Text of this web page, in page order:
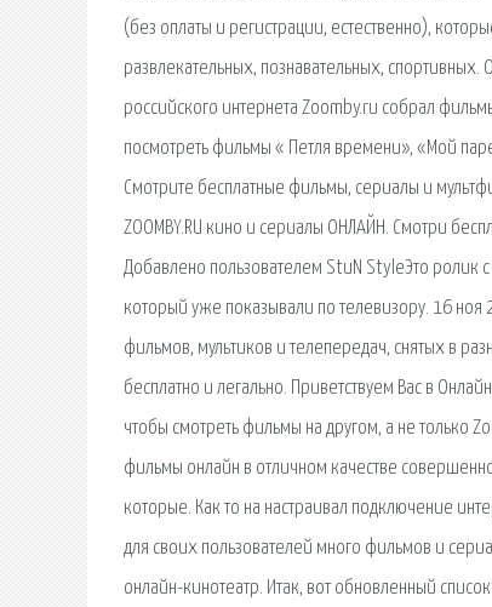
(без оплаты и регистрации, естественно),
развлекательных, познавательных, спортивных.
российского интернета Zoomby.ru собрал
посмотреть фильмы « Петля времени», «Мой
Смотрите бесплатные фильмы, сериалы и
ZOOMBY.RU кино и сериалы ОНЛАЙН. Смотри
Добавлено пользователем StuN StyleЭто ролик
который уже показывали по телевизору. 16
фильмов, мультиков и телепередач, снятых в
бесплатно и легально. Приветствуем Вас в
чтобы смотреть фильмы на другом, а не только
фильмы онлайн в отличном качестве
которые. Как то на настраивал подключение
для своих пользователей много фильмов и
онлайн-кинотеатр. Итак, вот обновленный